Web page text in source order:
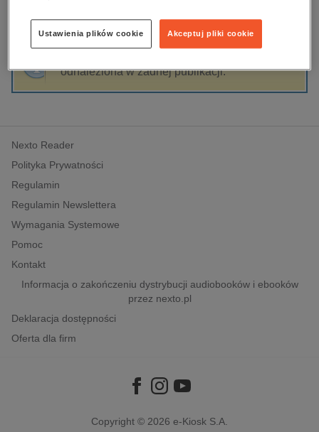
dzienniki
edukacja
hobby, sport, rozrywka
komputery, internet, technologie, informatyka
polityka, społeczno-informacyjne
psychologiczne
inne
popularno-naukowe
historia
Sortowanie Filtrowanie
odnaleziona w żadnej publikacji.
Nexto Reader
Polityka Prywatności
Regulamin
Regulamin Newslettera
Wymagania Systemowe
Pomoc
Kontakt
Informacja o zakończeniu dystrybucji audiobooków i ebooków
przez nexto.pl
Deklaracja dostępności
Oferta dla firm
Copyright © 2026 e-Kiosk S.A.
Akceptuj pliki cookie
Ustawienia plików cookie